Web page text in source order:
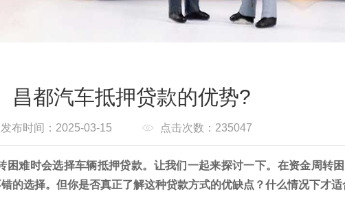
昌都汽车抵押贷款的优势?
发布时间：2025-03-15 点击次数：235047
难时会选择车辆抵押贷款。让我们一起来探讨一下。在资金周转
的选择。但你是否真正了解这种贷款方式的优缺点？什么情况下才